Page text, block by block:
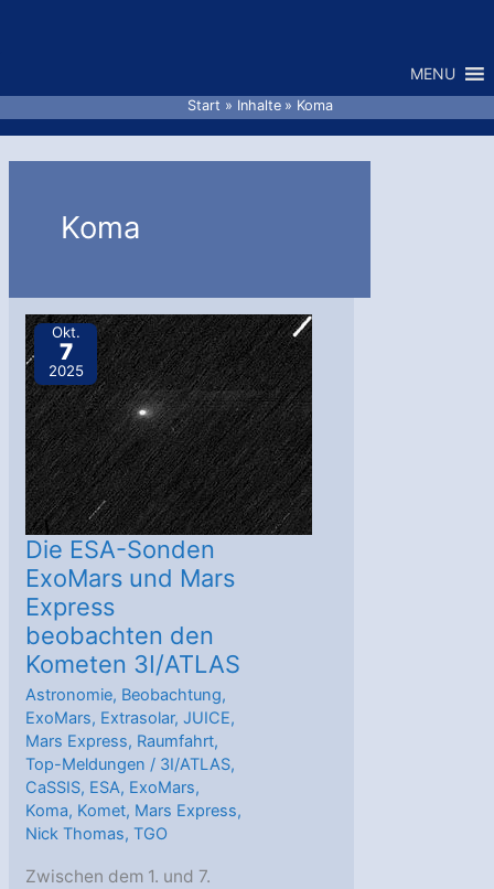
MENU
Start Inhalte Koma
Koma
Okt.
7
2025
Die ESA-Sonden
ExoMars und Mars
Express
beobachten den
Kometen 3I/ATLAS
Astronomie, Beobachtung,
ExoMars, Extrasolar,JUICE,
Mars Express, Raumfahrt,
Top-Meldungen / 3I/ATLAS,
CaSSIS, ESA, ExoMars,
Koma, Komet, Mars Express,
Nick Thomas,TGO
Zwischen dem 1. und 7.